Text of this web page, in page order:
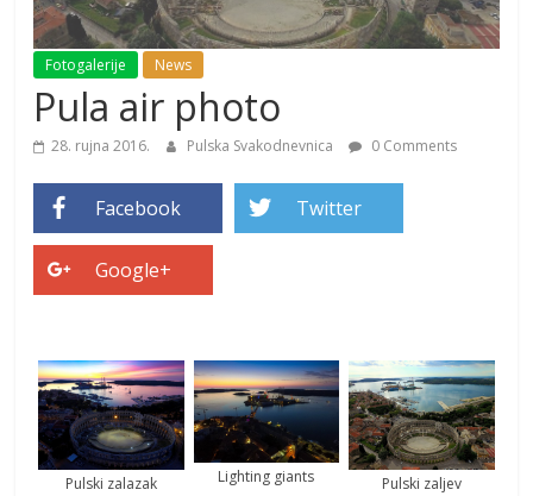
Fotogalerije News
Pula air photo
28. rujna 2016. Pulska Svakodnevnica 0 Comments
Facebook Twitter
Google+
Pulski zalazak Lighting giants Pulski zaljev